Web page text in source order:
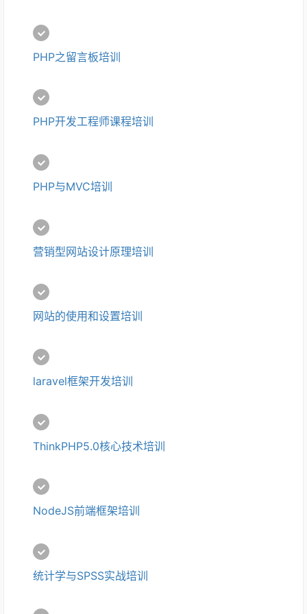
PHP之留言板培训
PHP开发工程师课程培训
PHP与MVC培训
营销型网站设计原理培训
网站的使用和设置培训
laravel框架开发培训
ThinkPHP5.0核心技术培训
NodeJS前端框架培训
统计学与SPSS实战培训